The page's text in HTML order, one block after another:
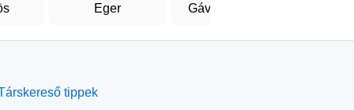
Eger
Gávavencsellő
tippek